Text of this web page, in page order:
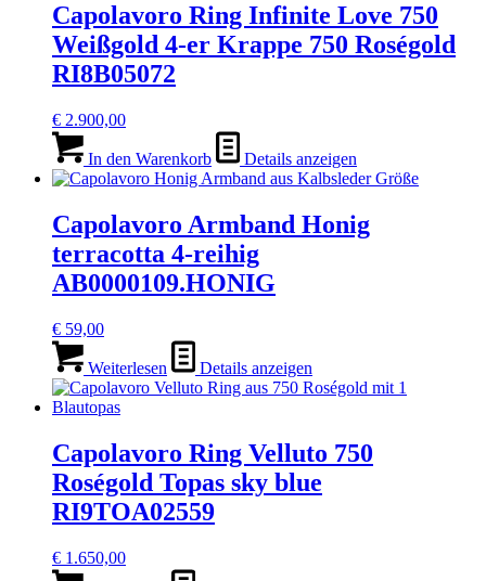
Capolavoro Ring Infinite Love 750
Weißgold 4-er Krappe 750 Roségold
RI8B05072
€ 2.900,00
In den Warenkorb Details anzeigen
Capolavoro Armband Honig
terracotta 4-reihig
AB0000109.HONIG
€ 59,00
Weiterlesen Details anzeigen
Capolavoro Ring Velluto 750
Roségold Topas sky blue
RI9TOA02559
€ 1.650,00